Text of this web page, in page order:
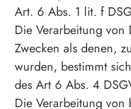
Art. 6 Abs. 1 lit. f
Die Verarbeitung von
Zwecken als denen,
wurden, bestimmt
des Art 6 Abs. 4
Die Verarbeitung von